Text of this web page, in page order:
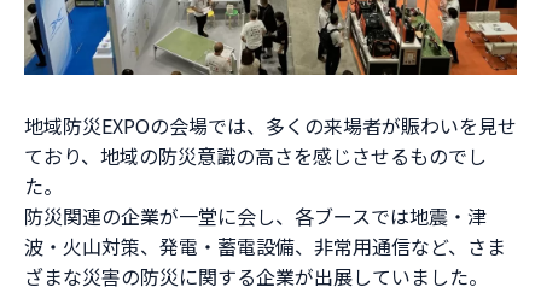
地域防災EXPOの会場では、多くの来場者が賑わいを見せ
ており、地域の防災意識の高さを感じさせるものでし
た。
防災関連の企業が一堂に会し、各ブースでは地震・津
波・火山対策、発電・蓄電設備、非常用通信など、さま
ざまな災害の防災に関する企業が出展していました。